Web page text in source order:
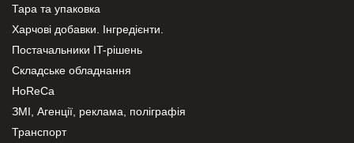
Тара та упаковка
Харчові добавки. Інгредієнти.
Постачальники IT-рішень
Складське обладнання
HoReCa
ЗМІ, Агенції, реклама, поліграфія
Транспорт